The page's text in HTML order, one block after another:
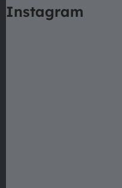
pInstagram